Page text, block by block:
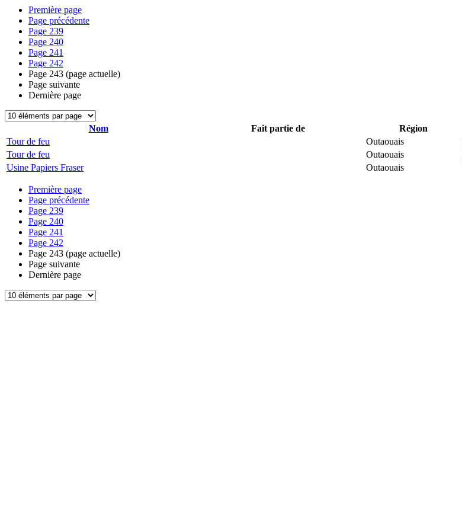
Première page
Page précédente
Page 239
Page 240
Page 241
Page 242
Page 243 (page actuelle)
Page suivante
Dernière page
Nom Fait partie de Région
Tour de feu
Outaouais
Tour de feu
Outaouais
Usine Papiers Fraser
Outaouais
Première page
Page précédente
Page 239
Page 240
Page 241
Page 242
Page 243 (page actuelle)
Page suivante
Dernière page